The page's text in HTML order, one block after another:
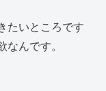
たいところです
なんです。